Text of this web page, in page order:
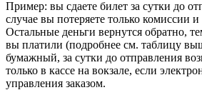
Пример: вы сдаете билет за сутки до
случае вы потеряете только комиссии
Остальные деньги вернутся обратно,
вы платили (подробнее см. таблицу
бумажный, за сутки до отправления
только в кассе на вокзале, если
управления заказом.